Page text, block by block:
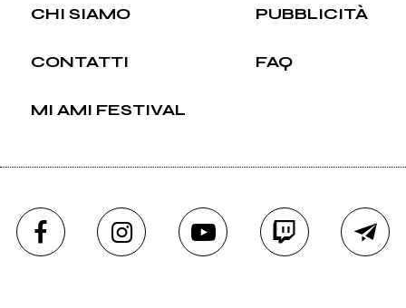
CHI SIAMO PUBBLICITÀ
CONTATTI FAQ
MI AMI FESTIVAL